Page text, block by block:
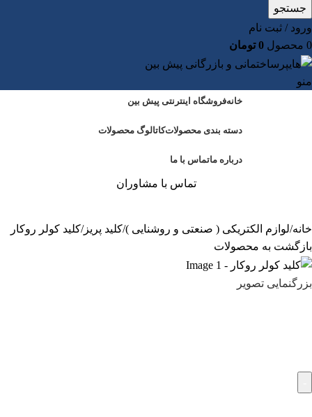
جستجو
ورود / ثبت نام
0 محصول 0 تومان
منو
خانهفروشگاه اینترنتی پیش بین
دسته بندی محصولاتکاتالوگ محصولات
درباره ماتماس با ما
تماس با مشاوران
خانه لوازم الکتریکی ( صنعتی و روشنایی ) کلید پریز کلید کولر روکار
بازگشت به محصولات
بزرگنمایی تصویر